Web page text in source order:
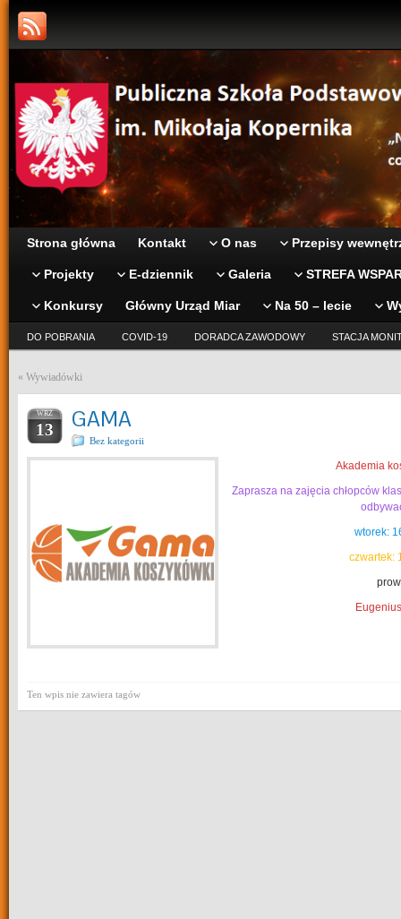
Strona główna Kontakt O nas Przepisy
Projekty E-dziennik Galeria STREFA
Konkursy Główny Urząd Miar Na 50 – lecie
DO POBRANIA COVID-19 DORADCA ZAWODOWY STACJA
« Wywiadówki
WRZ
13 GAMA
Bez kategorii
Akademia
Zaprasza na zajęcia chłopców
wtorek:
czwartek:
Ten wpis nie zawiera tagów